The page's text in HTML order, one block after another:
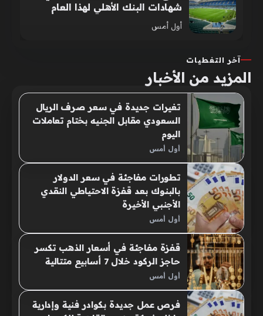
شهادات البنك الأهلي لهذا العام
أول أمس
آخر التغطيات
المزيد من الأخبار
تغيرات جديدة في سعر صرف الريال
السعودي مقابل الجنيه بختام تعاملات
اليوم
أول أمس
تطورات مفاجئة في سعر الدولار
بالبنوك بعد قفزة الاحتياطي النقدي
الأجنبي الأخيرة
أول أمس
قفزة مفاجئة في أسعار الذهب تكسر
حاجز الركود خلال 7 أسابيع متتالية
أول أمس
فرص عمل جديدة بكوادر فنية وإدارية